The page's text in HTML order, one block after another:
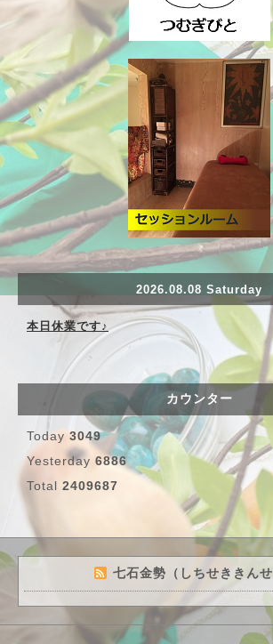
2026.08.08 Saturday
本日休業です♪
カウンター
Today 3049
Yesterday 6886
Total 2409687
七石金勢（しちせききん